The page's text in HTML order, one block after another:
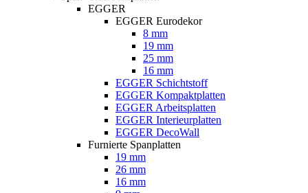
EGGER
EGGER Eurodekor
8 mm
19 mm
25 mm
16 mm
EGGER Schichtstoff
EGGER Kompaktplatten
EGGER Arbeitsplatten
EGGER Interieurplatten
EGGER DecoWall
Furnierte Spanplatten
19 mm
26 mm
16 mm